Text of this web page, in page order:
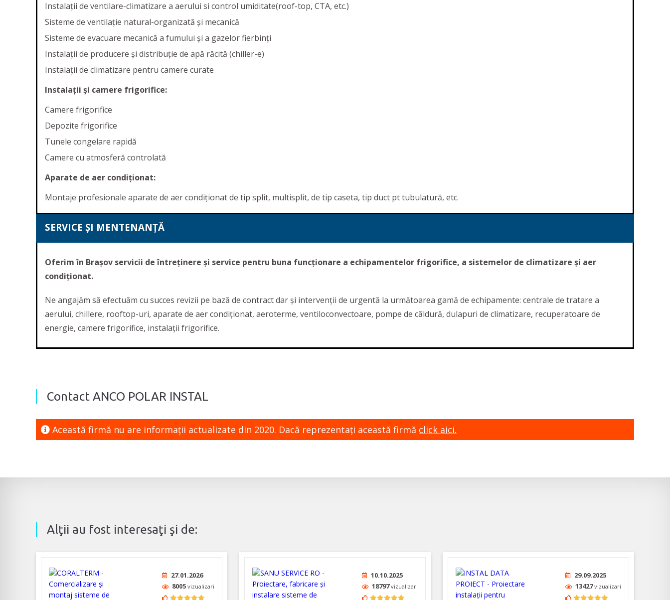
Instalații de ventilare-climatizare a aerului si control umiditate(roof-top, CTA, etc.)
Sisteme de ventilație natural-organizată și mecanică
Sisteme de evacuare mecanică a fumului și a gazelor fierbinți
Instalații de producere și distribuție de apă răcită (chiller-e)
Instalații de climatizare pentru camere curate
Instalații și camere frigorifice:
Camere frigorifice
Depozite frigorifice
Tunele congelare rapidă
Camere cu atmosferă controlată
Aparate de aer condiționat:
Montaje profesionale aparate de aer condiționat de tip split, multisplit, de tip caseta, tip duct pt tubulatură, etc.
SERVICE ȘI MENTENANȚĂ
Oferim în Brașov servicii de întreținere și service pentru buna funcționare a echipamentelor frigorifice, a sistemelor de climatizare și aer
condiționat.
Ne angajăm să efectuăm cu succes revizii pe bază de contract dar și intervenții de urgentă la următoarea gamă de echipamente: centrale de tratare a
aerului, chillere, rooftop-uri, aparate de aer condiționat, aeroterme, ventiloconvectoare, pompe de căldură, dulapuri de climatizare, recuperatoare de
energie, camere frigorifice, instalații frigorifice.
Contact ANCO POLAR INSTAL
Această firmă nu are informaţii actualizate din 2020. Dacă reprezentaţi această firmă click aici.
Alţii au fost interesaţi şi de:
27.01.2026
8005 vizualizari
10.10.2025
18797vizualizari
29.09.2025
13427vizualizari